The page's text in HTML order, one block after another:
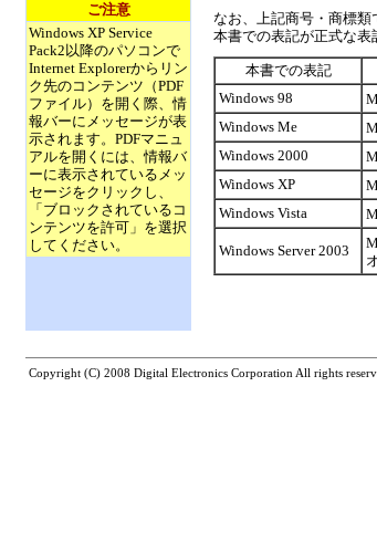
ご注意
Windows XP Service
Pack2以降のパソコンで
Internet Explorerからリン
ク先のコンテンツ（PDF
ファイル）を開く際、情
報バーにメッセージが表
示されます。PDFマニュ
アルを開くには、情報バ
ーに表示されているメッ
セージをクリックし、
「ブロックされているコ
ンテンツを許可」を選択
してください。
なお、上記商号・商標類
本書での表記が正式な表
本書での表記
Windows 98
Windows Me
Windows 2000
Windows XP
Windows Vista
Windows Server 2003
Copyright (C) 2008 Digital Electronics Corporation All rights